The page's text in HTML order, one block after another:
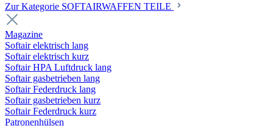
Zur Kategorie SOFTAIRWAFFEN TEILE
Magazine
Softair elektrisch lang
Softair elektrisch kurz
Softair HPA Luftdruck lang
Softair gasbetrieben lang
Softair Federdruck lang
Softair gasbetrieben kurz
Softair Federdruck kurz
Patronenhülsen